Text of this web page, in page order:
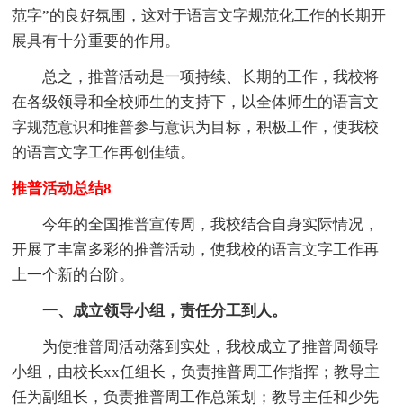
范字”的良好氛围，这对于语言文字规范化工作的长期开
展具有十分重要的作用。
总之，推普活动是一项持续、长期的工作，我校将
在各级领导和全校师生的支持下，以全体师生的语言文
字规范意识和推普参与意识为目标，积极工作，使我校
的语言文字工作再创佳绩。
推普活动总结8
今年的全国推普宣传周，我校结合自身实际情况，
开展了丰富多彩的推普活动，使我校的语言文字工作再
上一个新的台阶。
一、成立领导小组，责任分工到人。
为使推普周活动落到实处，我校成立了推普周领导
小组，由校长xx任组长，负责推普周工作指挥；教导主
任为副组长，负责推普周工作总策划；教导主任和少先